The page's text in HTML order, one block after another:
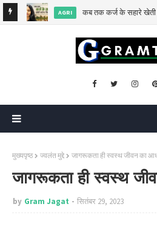
AGRI कब तक कर्ज के सहारे खेती
मुख्यपृष्ठ ज्वलंत मुद्दे जागरूकता ही स्वस्थ जीवन का
जागरूकता ही स्वस्थ
by Gram Jagat सितंबर 29, 2023